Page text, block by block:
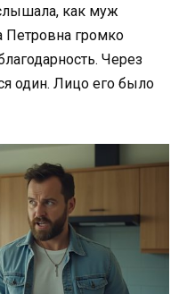
как муж
Петровна громко
Через
один. Лицо его было